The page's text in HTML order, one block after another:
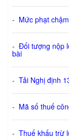
- Mức phạt
- Đối tượng nộp
bài
- Tải Nghị định
- Mã số thuế
- Thuế khấu trừ